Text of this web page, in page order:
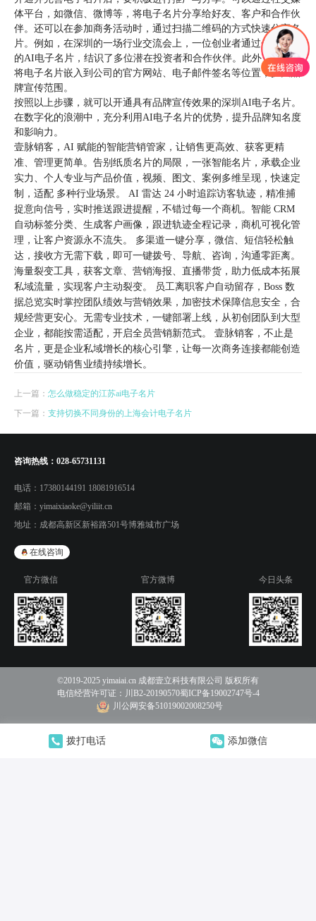
体平台，如微信、微博等，将电子名片分享给好友、客户和合作伙
伴。还可以在参加商务活动时，通过扫描二维码的方式快速分享名
片。例如，在深圳的一场行业交流会上，一位创业者通过分享自己
的AI电子名片，结识了多位潜在投资者和合作伙伴。此外，还可以
将电子名片嵌入到公司的官方网站、电子邮件签名等位置，扩大品
牌宣传范围。
按照以上步骤，就可以开通具有品牌宣传效果的深圳AI电子名片。
在数字化的浪潮中，充分利用AI电子名片的优势，提升品牌知名度
和影响力。
壹脉销客，AI 赋能的智能营销管家，让销售更高效、获客更精
准、管理更简单。告别纸质名片的局限，一张智能名片，承载企业
实力、个人专业与产品价值，视频、图文、案例多维呈现，快速定
制，适配 多种行业场景。 AI 雷达 24 小时追踪访客轨迹，精准捕
捉意向信号，实时推送跟进提醒，不错过每一个商机。智能 CRM
自动标签分类、生成客户画像，跟进轨迹全程记录，商机可视化管
理，让客户资源永不流失。 多渠道一键分享，微信、短信轻松触
达，接收方无需下载，即可一键拨号、导航、咨询，沟通零距离。
海量裂变工具，获客文章、营销海报、直播带货，助力低成本拓展
私域流量，实现客户主动裂变。 员工离职客户自动留存，Boss 数
据总览实时掌控团队绩效与营销效果，加密技术保障信息安全，合
规经营更安心。无需专业技术，一键部署上线，从初创团队到大型
企业，都能按需适配，开启全员营销新范式。 壹脉销客，不止是
名片，更是企业私域增长的核心引擎，让每一次商务连接都能创造
价值，驱动销售业绩持续增长。
上一篇： 怎么做稳定的江苏ai电子名片
下一篇： 支持切换不同身份的上海会计电子名片
拨打电话 添加微信
咨询热线： 028-65731131
电话： 17380144191 18081916514
邮箱： yimaixiaoke@yiliit.cn
地址： 成都高新区新裕路501号博雅城市广场
在线咨询
官方微信 官方微博 今日头条
©2019-2025 yimaiai.cn 成都壹立科技有限公司 版权所有
电信经营许可证： 川B2-20190570蜀ICP备19002747号-4
川公网安备51019002008250号